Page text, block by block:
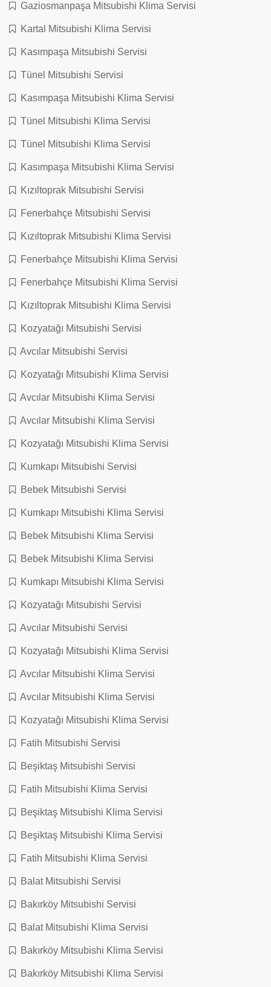
Gaziosmanpaşa Mitsubishi Klima Servisi
Kartal Mitsubishi Klima Servisi
Kasımpaşa Mitsubishi Servisi
Tünel Mitsubishi Servisi
Kasımpaşa Mitsubishi Klima Servisi
Tünel Mitsubishi Klima Servisi
Tünel Mitsubishi Klima Servisi
Kasımpaşa Mitsubishi Klima Servisi
Kızıltoprak Mitsubishi Servisi
Fenerbahçe Mitsubishi Servisi
Kızıltoprak Mitsubishi Klima Servisi
Fenerbahçe Mitsubishi Klima Servisi
Fenerbahçe Mitsubishi Klima Servisi
Kızıltoprak Mitsubishi Klima Servisi
Kozyatağı Mitsubishi Servisi
Avcılar Mitsubishi Servisi
Kozyatağı Mitsubishi Klima Servisi
Avcılar Mitsubishi Klima Servisi
Avcılar Mitsubishi Klima Servisi
Kozyatağı Mitsubishi Klima Servisi
Kumkapı Mitsubishi Servisi
Bebek Mitsubishi Servisi
Kumkapı Mitsubishi Klima Servisi
Bebek Mitsubishi Klima Servisi
Bebek Mitsubishi Klima Servisi
Kumkapı Mitsubishi Klima Servisi
Kozyatağı Mitsubishi Servisi
Avcılar Mitsubishi Servisi
Kozyatağı Mitsubishi Klima Servisi
Avcılar Mitsubishi Klima Servisi
Avcılar Mitsubishi Klima Servisi
Kozyatağı Mitsubishi Klima Servisi
Fatih Mitsubishi Servisi
Beşiktaş Mitsubishi Servisi
Fatih Mitsubishi Klima Servisi
Beşiktaş Mitsubishi Klima Servisi
Beşiktaş Mitsubishi Klima Servisi
Fatih Mitsubishi Klima Servisi
Balat Mitsubishi Servisi
Bakırköy Mitsubishi Servisi
Balat Mitsubishi Klima Servisi
Bakırköy Mitsubishi Klima Servisi
Bakırköy Mitsubishi Klima Servisi